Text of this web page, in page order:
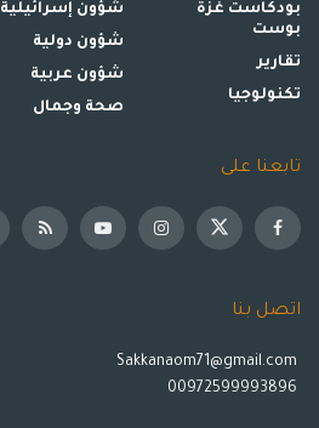
بودكاست غزة
بوست
تقارير
تكنولوجيا
شؤون إسرائيلية
شؤون دولية
شؤون عربية
صحة وجمال
تابعنا على
اتصل بنا
Sakkanaom71@gmail.com